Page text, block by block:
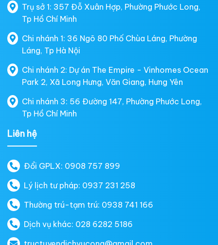
Trụ sở 1: 357 Đỗ Xuân Hợp, Phường Phước Long,
Tp Hồ Chí Minh
Chi nhánh 1: 36 Ngõ 80 Phố Chùa Láng, Phường
Láng, Tp Hà Nội
Chi nhánh 2: Dự án The Empire - Vinhomes Ocean
Park 2, Xã Long Hưng, Văn Giang, Hưng Yên
Chi nhánh 3: 56 Đường 147, Phường Phước Long,
Tp Hồ Chí Minh
Liên hệ
Đổi GPLX: 0908 757 899
Lý lịch tư pháp: 0937 231 258
Thường trú-tạm trú: 0938 741 166
Dịch vụ khác: 028 6282 5186